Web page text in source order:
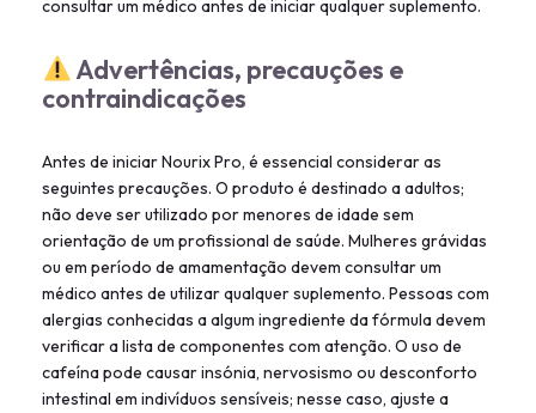
consultar um médico antes de iniciar qualquer suplemento.
Advertências, precauções e
contraindicações
Antes de iniciar Nourix Pro, é essencial considerar as
seguintes precauções. O produto é destinado a adultos;
não deve ser utilizado por menores de idade sem
orientação de um profissional de saúde. Mulheres grávidas
ou em período de amamentação devem consultar um
médico antes de utilizar qualquer suplemento. Pessoas com
alergias conhecidas a algum ingrediente da fórmula devem
verificar a lista de componentes com atenção. O uso de
cafeína pode causar insónia, nervosismo ou desconforto
intestinal em indivíduos sensíveis; nesse caso, ajuste a